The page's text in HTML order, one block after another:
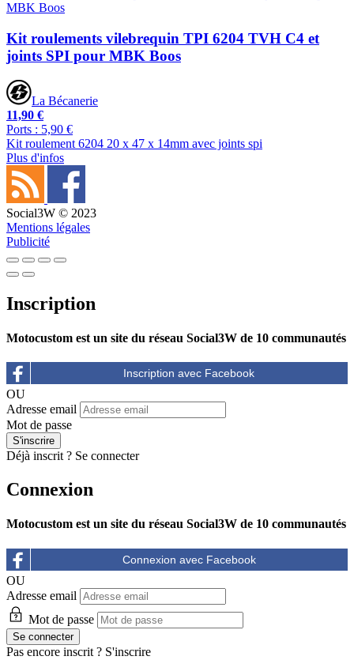
Kit roulements vilebrequin TPI 6204 TVH C4 et
joints SPI pour MBK Boos
La Bécanerie
11,90 €
Ports : 5,90 €
Kit roulement 6204 20 x 47 x 14mm avec joints spi
Plus d'infos
Social3W © 2023
Mentions légales
Publicité
Inscription
Motocustom est un site du réseau Social3W de 10 communautés
OU
Adresse email
Mot de passe
Déjà inscrit ? Se connecter
Connexion
Motocustom est un site du réseau Social3W de 10 communautés
OU
Adresse email
Mot de passe
Pas encore inscrit ? S'inscrire